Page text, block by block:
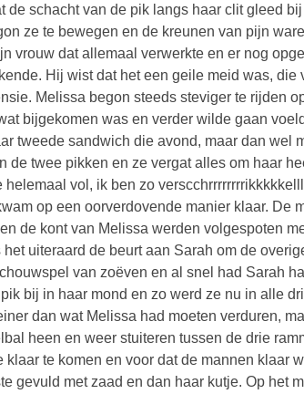
de schacht van de pik langs haar clit gleed
ze te bewegen en de kreunen van pijn
vrouw dat allemaal verwerkte en er nog
Hij wist dat het een geile meid was,
Melissa begon steeds steviger te rijden
bijgekomen was en verder wilde gaan
tweede sandwich die avond, maar dan wel
de twee pikken en ze vergat alles om haar
vol, ik ben zo
op een oorverdovende manier klaar. De
de kont van Melissa werden volgespoten
uiteraard de beurt aan Sarah om de
van zoëven en al snel had Sarah
bij in haar mond en zo werd ze nu in alle
dan wat Melissa had moeten verduren,
heen en weer stuiteren tussen de drie
klaar te komen en voor dat de mannen klaar
gevuld met zaad en dan haar kutje. Op het